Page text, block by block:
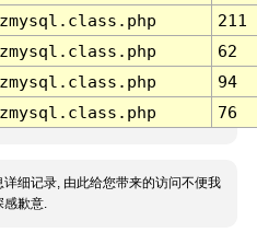
211
62
94
76
详细记录, 由此给您带来的访问不便我
感歉意.